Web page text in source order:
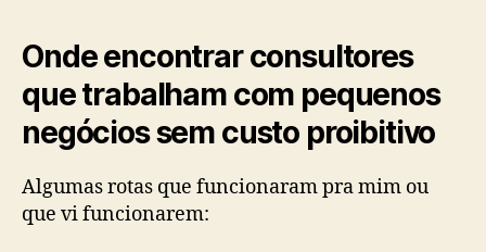
Onde encontrar consultores
que trabalham com pequenos
negócios sem custo proibitivo
Algumas rotas que funcionaram pra mim ou
que vi funcionarem: